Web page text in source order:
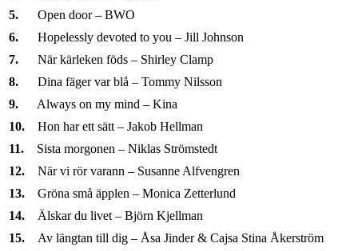
5.
Open door – BWO
6.
Hopelessly devoted to you – Jill Johnson
7.
När kärleken föds – Shirley Clamp
8.
Dina fäger var blå – Tommy Nilsson
9.
Always on my mind – Kina
10. Hon har ett sätt – Jakob Hellman
11. Sista morgonen – Niklas Strömstedt
12. När vi rör varann – Susanne Alfvengren
13. Gröna små äpplen – Monica Zetterlund
14. Älskar du livet – Björn Kjellman
15. Av längtan till dig – Åsa Jinder & Cajsa Stina Åkerström